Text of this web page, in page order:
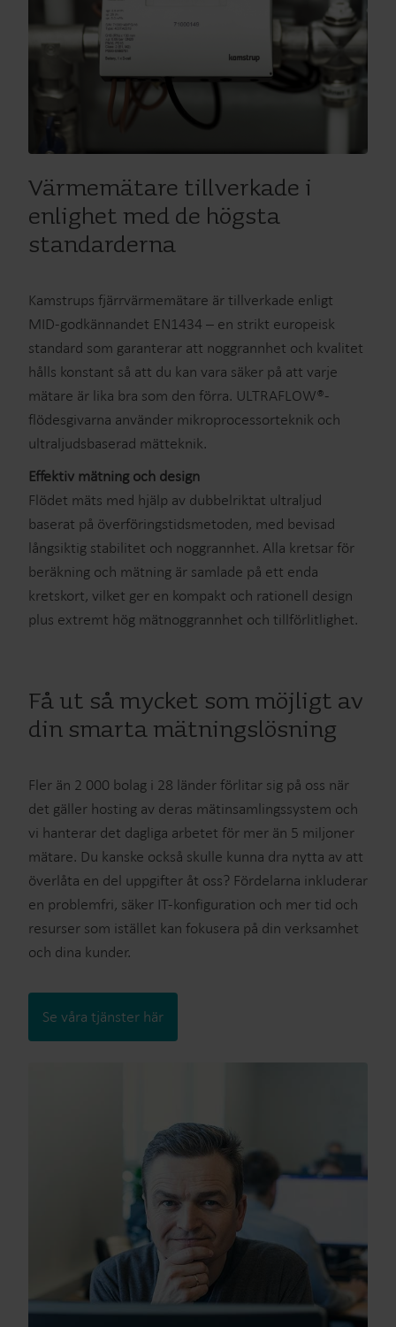
Värmemätare tillverkade i
enlighet med de högsta
standarderna
Kamstrups fjärrvärmemätare är tillverkade enligt
MID-godkännandet EN1434 – en strikt europeisk
standard som garanterar att noggrannhet och kvalitet
hålls konstant så att du kan vara säker på att varje
mätare är lika bra som den förra. ULTRAFLOW®-
flödesgivarna använder mikroprocessorteknik och
ultraljudsbaserad mätteknik.
Effektiv mätning och design
Flödet mäts med hjälp av dubbelriktat ultraljud
baserat på överföringstidsmetoden, med bevisad
långsiktig stabilitet och noggrannhet. Alla kretsar för
beräkning och mätning är samlade på ett enda
kretskort, vilket ger en kompakt och rationell design
plus extremt hög mätnoggrannhet och tillförlitlighet.
Få ut så mycket som möjligt av
din smarta mätningslösning
Fler än 2 000 bolag i 28 länder förlitar sig på oss när
det gäller hosting av deras mätinsamlingssystem och
vi hanterar det dagliga arbetet för mer än 5 miljoner
mätare. Du kanske också skulle kunna dra nytta av att
överlåta en del uppgifter åt oss? Fördelarna inkluderar
en problemfri, säker IT-konfiguration och mer tid och
resurser som istället kan fokusera på din verksamhet
och dina kunder.
Se våra tjänster här